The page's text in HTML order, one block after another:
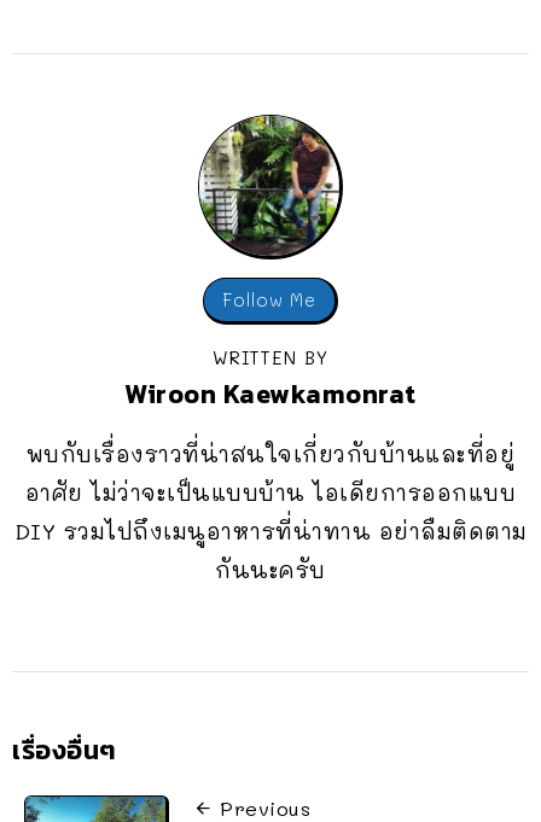
Follow Me
WRITTEN BY
Wiroon Kaewkamonrat
พบกับเรื่องราวที่น่าสนใจเกี่ยวกับบ้านและที่อยู่
อาศัย ไม่ว่าจะเป็นแบบบ้าน ไอเดียการออกแบบ
DIY รวมไปถึงเมนูอาหารที่น่าทาน อย่าลืมติดตาม
กันนะครับ
เรื่องอื่นๆ
Previous